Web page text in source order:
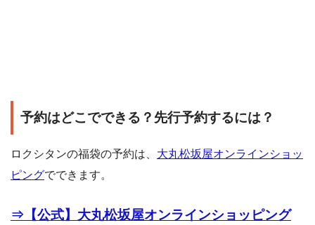
予約はどこでできる？先行予約するには？
ロクシタンの福袋の予約は、 大丸松坂屋オンラインショッ
ピングでできます。
⇒【公式】 大丸松坂屋オンラインショッピング